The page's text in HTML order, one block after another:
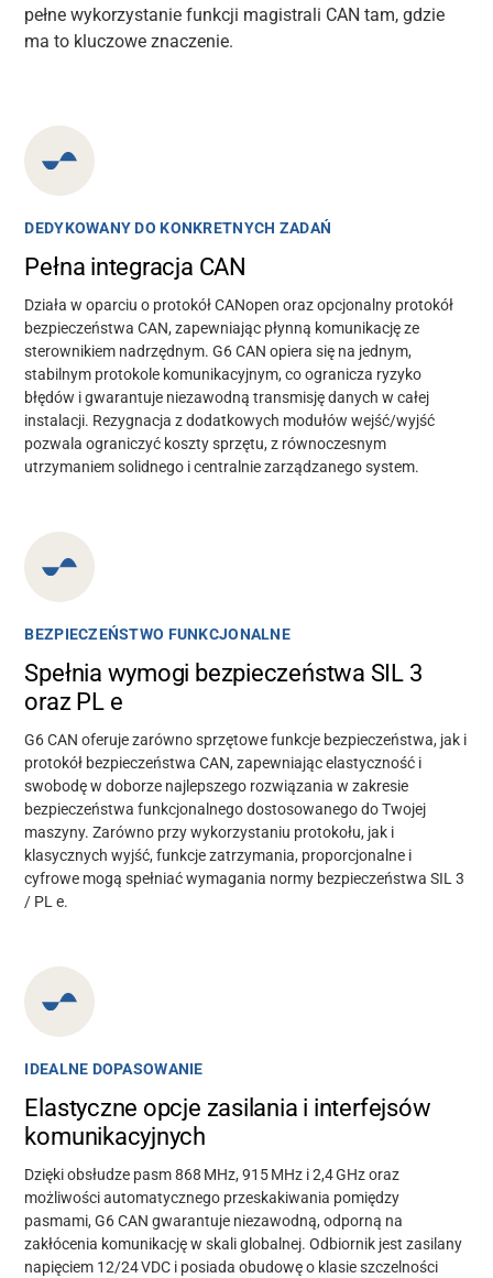
pełne wykorzystanie funkcji magistrali CAN tam, gdzie
ma to kluczowe znaczenie.
DEDYKOWANY DO KONKRETNYCH ZADAŃ
Pełna integracja CAN
Działa w oparciu o protokół CANopen oraz opcjonalny protokół
bezpieczeństwa CAN, zapewniając płynną komunikację ze
sterownikiem nadrzędnym. G6 CAN opiera się na jednym,
stabilnym protokole komunikacyjnym, co ogranicza ryzyko
błędów i gwarantuje niezawodną transmisję danych w całej
instalacji. Rezygnacja z dodatkowych modułów wejść/wyjść
pozwala ograniczyć koszty sprzętu, z równoczesnym
utrzymaniem solidnego i centralnie zarządzanego system.
BEZPIECZEŃSTWO FUNKCJONALNE
Spełnia wymogi bezpieczeństwa SIL 3
oraz PL e
G6 CAN oferuje zarówno sprzętowe funkcje bezpieczeństwa, jak i
protokół bezpieczeństwa CAN, zapewniając elastyczność i
swobodę w doborze najlepszego rozwiązania w zakresie
bezpieczeństwa funkcjonalnego dostosowanego do Twojej
maszyny. Zarówno przy wykorzystaniu protokołu, jak i
klasycznych wyjść, funkcje zatrzymania, proporcjonalne i
cyfrowe mogą spełniać wymagania normy bezpieczeństwa SIL 3
/ PL e.
IDEALNE DOPASOWANIE
Elastyczne opcje zasilania i interfejsów
komunikacyjnych
Dzięki obsłudze pasm 868 MHz, 915 MHz i 2,4 GHz oraz
możliwości automatycznego przeskakiwania pomiędzy
pasmami, G6 CAN gwarantuje niezawodną, odporną na
zakłócenia komunikację w skali globalnej. Odbiornik jest zasilany
napięciem 12/24 VDC i posiada obudowę o klasie szczelności